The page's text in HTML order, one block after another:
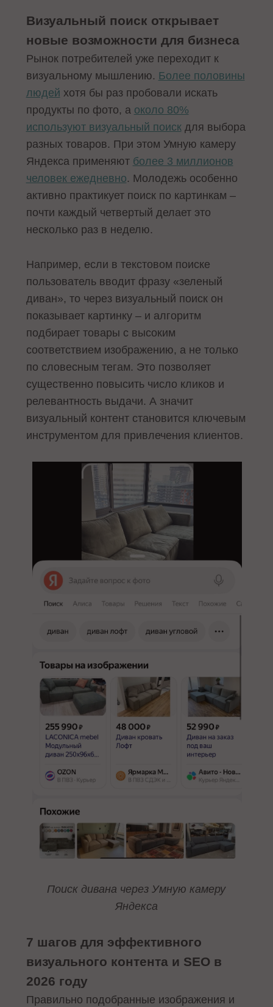
Визуальный поиск открывает
новые возможности для бизнеса
Рынок потребителей уже переходит к
визуальному мышлению. Более половины
людей хотя бы раз пробовали искать
продукты по фото, а около 80%
используют визуальный поискдля выбора
разных товаров. При этом Умную камеру
Яндекса применяют более 3 миллионов
человек ежедневно. Молодежь особенно
активно практикует поиск по картинкам –
почти каждый четвертый делает это
несколько раз в неделю.
Например, если в текстовом поиске
пользователь вводит фразу «зеленый
диван», то через визуальный поиск он
показывает картинку – и алгоритм
подбирает товары с высоким
соответствием изображению, а не только
по словесным тегам. Это позволяет
существенно повысить число кликов и
релевантность выдачи. А значит
визуальный контент становится ключевым
инструментом для привлечения клиентов.
Поиск дивана через Умную камеру
Яндекса
7 шагов для эффективного
визуального контента и SEO в
2026 году
Правильно подобранные изображения и